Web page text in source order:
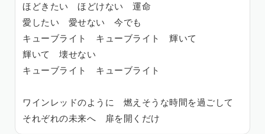
ほどきたい ほどけない 運命
愛したい 愛せない 今でも
キューブライト キューブライト 輝いて
輝いて 壊せない
キューブライト キューブライト
ワインレッドのように 燃えそうな時間を過ごして
それぞれの未来へ 扉を開くだけ